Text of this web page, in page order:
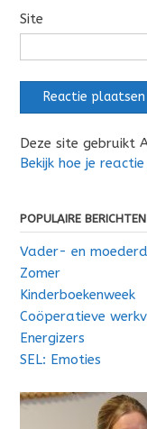
Site
Deze site gebruikt
Bekijk hoe je
POPULAIRE BERICHTEN
Vader- en
Zomer
Kinderboekenweek
Coöperatieve
Energizers
SEL: Emoties